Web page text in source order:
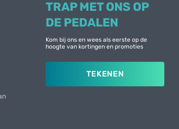
TRAP MET ONS OP
DE PEDALEN
Kom bij ons en wees als eerste op de
hoogte van kortingen en promoties
TEKENEN